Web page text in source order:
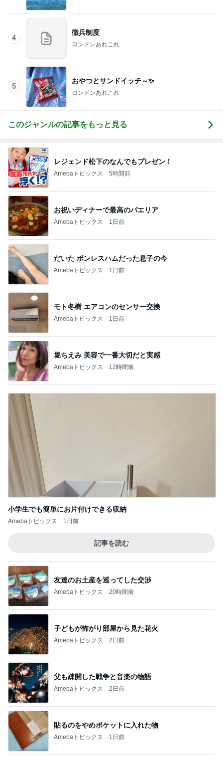
4
徴兵制度
ロンドンあれこれ
5
おやつとサンドイッチ～✨
ロンドンあれこれ
このジャンルの記事をもっと見る
レジェンド松下のなんでもプレゼン！
Amebaトピックス 5時間前
お祝いディナーで最高のパエリア
Amebaトピックス 1日前
だいた ボンレスハムだった息子の今
Amebaトピックス 1日前
モト冬樹 エアコンのセンサー交換
Amebaトピックス 1日前
堀ちえみ 美容で一番大切だと実感
Amebaトピックス 12時間前
小学生でも簡単にお片付けできる収納
Amebaトピックス 1日前
記事を読む
友達のお土産を巡ってした交渉
Amebaトピックス 20時間前
子どもが怖がり部屋から見た花火
Amebaトピックス 2日前
父も疎開した戦争と音楽の物語
Amebaトピックス 2日前
貼るのをやめポケットに入れた物
Amebaトピックス 1日前